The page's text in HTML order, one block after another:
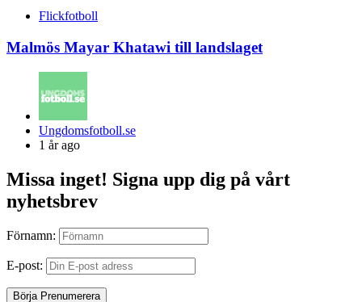
Flickfotboll
Malmös Mayar Khatawi till landslaget
Posted
by
Ungdomsfotboll.se
1 år ago
Missa inget! Signa upp dig på vårt
nyhetsbrev
Förnamn:
E-post: